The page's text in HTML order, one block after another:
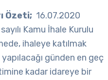
Özeti;16.07.2020
Kamu İhale Kurulu
ihaleye katılmak
günden en geç
kadar idareye bir